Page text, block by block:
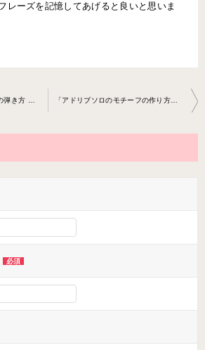
レーズを記憶してあげると良いと思いま
「What’s Goin’ Onのソロの弾き方 」2021-6-10-no0020-0061 「アドリブソロのモチーフの作り方」エレキギター教室 20 21-6-24-no0020-0061
必須